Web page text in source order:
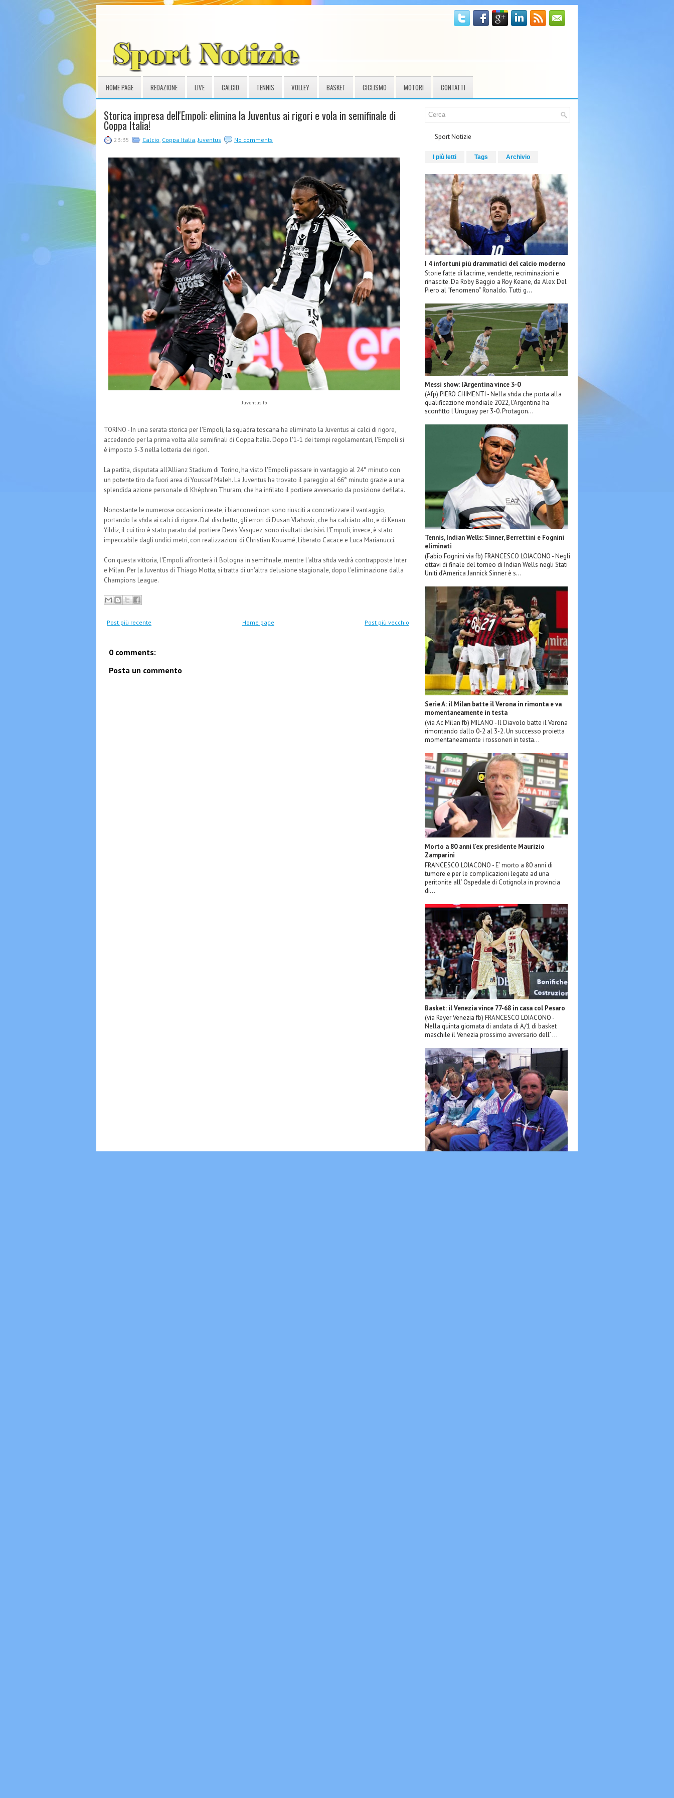
HOME PAGE REDAZIONE LIVE CALCIO TENNIS VOLLEY BASKET CICLISMO MOTORI CONTATTI
Storica impresa dell'Empoli: elimina la Juventus ai rigori e vola in semifinale di
Coppa Italia!
23:35 Calcio, Coppa Italia,Juventus No comments
Juventus fb
TORINO - In una serata storica per l'Empoli, la squadra toscana ha eliminato la Juventus ai calci di rigore,
accedendo per la prima volta alle semifinali di Coppa Italia. Dopo l'1-1 dei tempi regolamentari, l'Empoli si
è imposto 5-3 nella lotteria dei rigori.
La partita, disputata all'Allianz Stadium di Torino, ha visto l'Empoli passare in vantaggio al 24° minuto con
un potente tiro da fuori area di Youssef Maleh. La Juventus ha trovato il pareggio al 66° minuto grazie a una
splendida azione personale di Khéphren Thuram, che ha infilato il portiere avversario da posizione defilata.
Nonostante le numerose occasioni create, i bianconeri non sono riusciti a concretizzare il vantaggio,
portando la sfida ai calci di rigore. Dal dischetto, gli errori di Dusan Vlahovic, che ha calciato alto, e di Kenan
Yildiz, il cui tiro è stato parato dal portiere Devis Vasquez, sono risultati decisivi. L'Empoli, invece, è stato
impeccabile dagli undici metri, con realizzazioni di Christian Kouamé, Liberato Cacace e Luca Marianucci.
Con questa vittoria, l'Empoli affronterà il Bologna in semifinale, mentre l'altra sfida vedrà contrapposte Inter
e Milan. Per la Juventus di Thiago Motta, si tratta di un'altra delusione stagionale, dopo l'eliminazione dalla
Champions League.
Post più recente Post più vecchio
Home page
0 comments:
Posta un commento
Sport Notizie
I più letti Tags Archivio
I 4 infortuni più drammatici del calcio moderno
Storie fatte di lacrime, vendette, recriminazioni e
rinascite. Da Roby Baggio a Roy Keane, da Alex Del
Piero al “fenomeno” Ronaldo. Tutti g...
Messi show: l'Argentina vince 3-0
(Afp) PIERO CHIMENTI - Nella sfida che porta alla
qualificazione mondiale 2022, l'Argentina ha
sconfitto l'Uruguay per 3-0. Protagon...
Tennis, Indian Wells: Sinner, Berrettini e Fognini
eliminati
(Fabio Fognini via fb) FRANCESCO LOIACONO - Negli
ottavi di finale del torneo di Indian Wells negli Stati
Uniti d’America Jannick Sinner è s...
Serie A: il Milan batte il Verona in rimonta e va
momentaneamente in testa
(via Ac Milan fb) MILANO - Il Diavolo batte il Verona
rimontando dallo 0-2 al 3-2. Un successo proietta
momentaneamente i rossoneri in testa...
Morto a 80 anni l'ex presidente Maurizio
Zamparini
FRANCESCO LOIACONO - E’ morto a 80 anni di
tumore e per le complicazioni legate ad una
peritonite all’ Ospedale di Cotignola in provincia
di...
Basket: il Venezia vince 77-68 in casa col Pesaro
(via Reyer Venezia fb) FRANCESCO LOIACONO -
Nella quinta giornata di andata di A/1 di basket
maschile il Venezia prossimo avversario dell’ ...